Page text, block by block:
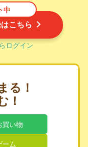
中
こちら
ログイン
る！
！
買い物
ーム